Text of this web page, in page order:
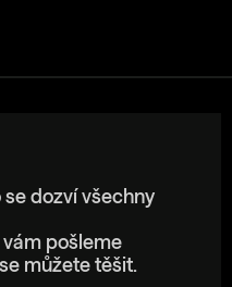
dozví všechny
pošleme
můžete těšit.